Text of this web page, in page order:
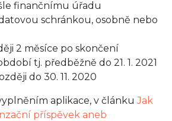
finančnímu úřadu
schránkou, osobně nebo
2 měsíce po skončení
tj. předběžně do 21. 1. 2021
do 30. 11. 2020
aplikace, v článkuJak
příspěvek aneb